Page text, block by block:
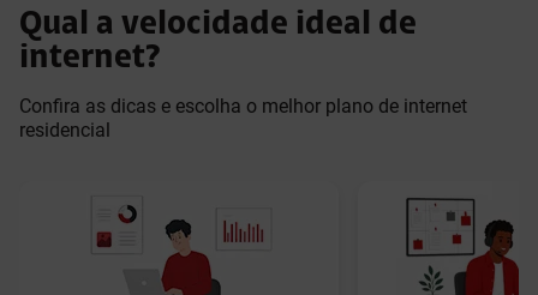
Qual a velocidade ideal de
internet?
Confira as dicas e escolha o melhor plano de internet
residencial